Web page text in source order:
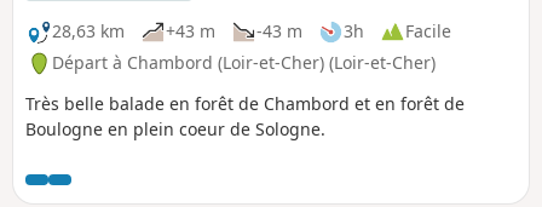
28,63 km
+43 m -43 m 3h
Facile
Départ à Chambord (Loir-et-Cher) (Loir-et-Cher)
Très belle balade en forêt de Chambord et en forêt de
Boulogne en plein coeur de Sologne.